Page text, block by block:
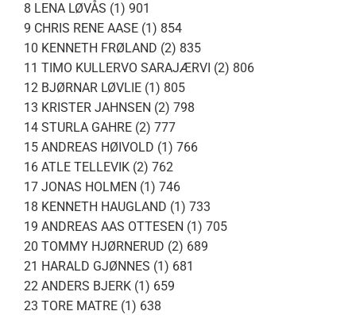
8 LENA LØVÅS (1) 901
9 CHRIS RENE AASE (1) 854
10 KENNETH FRØLAND (2) 835
11 TIMO KULLERVO SARAJÆRVI (2) 806
12 BJØRNAR LØVLIE (1) 805
13 KRISTER JAHNSEN (2) 798
14 STURLA GAHRE (2) 777
15 ANDREAS HØIVOLD (1) 766
16 ATLE TELLEVIK (2) 762
17 JONAS HOLMEN (1) 746
18 KENNETH HAUGLAND (1) 733
19 ANDREAS AAS OTTESEN (1) 705
20 TOMMY HJØRNERUD (2) 689
21 HARALD GJØNNES (1) 681
22 ANDERS BJERK (1) 659
23 TORE MATRE (1) 638